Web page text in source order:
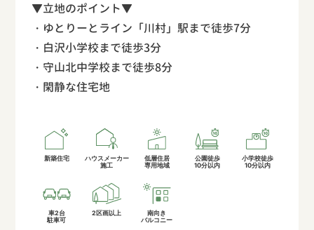
▼立地のポイント▼
・ゆとりーとライン「川村」駅まで徒歩7分
・白沢小学校まで徒歩3分
・守山北中学校まで徒歩8分
・閑静な住宅地
新築住宅
ハウスメーカー
施工
低層住居
専用地域
公園徒歩
10分以内
小学校徒歩
10分以内
車2台
駐車可
2区画以上
南向き
バルコニー